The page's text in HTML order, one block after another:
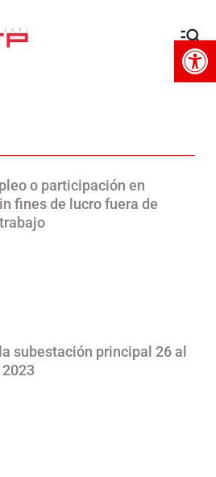
ción
Decanato de Administración
o participación en
fines de lucro fuera de
subestación principal 26 al